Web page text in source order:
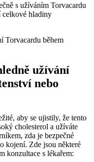
s užíváním Torvacardu
celkové hladiny
užívání
nebo
aby se ujistily, že tento
cholesterol a užíváte
zda je bezpečné
kojení. Zde jsou některé
konzultace s lékařem: